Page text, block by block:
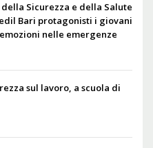
Sicurezza e della Salute
Bari protagonisti i giovani
nelle emergenze
sul lavoro, a scuola di